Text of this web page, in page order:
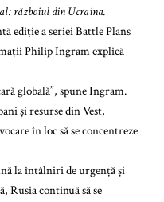
războiul din Ucraina.
ediție a seriei Battle Plans
Philip Ingram explică
globală”, spune Ingram.
și resurse din Vest,
în loc să se concentreze
la întâlniri de urgență și
Rusia continuă să se